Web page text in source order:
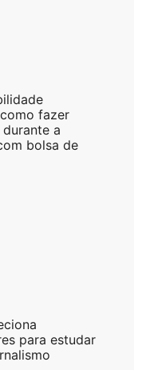
fazer
a
bolsa de
para estudar